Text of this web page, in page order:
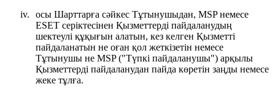
iv.
осы Шарттарға сәйкес Тұтынушыдан, MSP немесе
ESET серіктесінен Қызметтерді пайдаланудың
шектеулі құқығын алатын, кез келген Қызметті
пайдаланатын не оған қол жеткізетін немесе
Тұтынушы не MSP ("Түпкі пайдаланушы") арқылы
Қызметтерді пайдаланудан пайда көретін заңды немесе
жеке тұлға.